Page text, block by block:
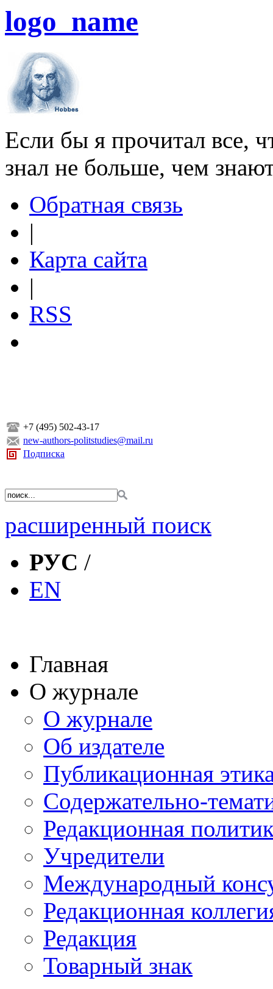
logo_name
Если бы я прочитал все,
знал не больше, чем
Обратная связь
|
Карта сайта
|
RSS
+7 (495) 502-43-17
new-authors-politstudies@mail.ru
Подписка
расширенный поиск
РУС /
EN
Главная
О журнале
О журнале
Об издателе
Публикационная
Содержательно-
Редакционная
Учредители
Международный
Редакционная
Редакция
Товарный знак